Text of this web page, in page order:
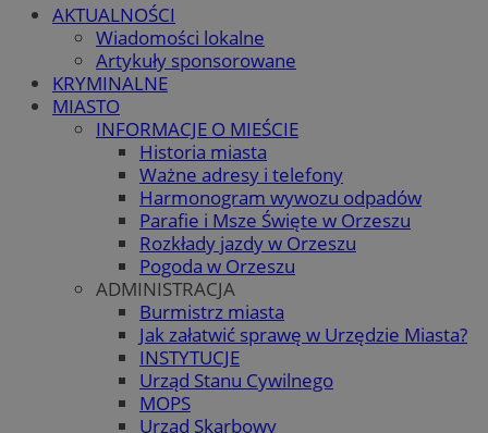
AKTUALNOŚCI
Wiadomości lokalne
Artykuły sponsorowane
KRYMINALNE
MIASTO
INFORMACJE O MIEŚCIE
Historia miasta
Ważne adresy i telefony
Harmonogram wywozu odpadów
Parafie i Msze Święte w Orzeszu
Rozkłady jazdy w Orzeszu
Pogoda w Orzeszu
ADMINISTRACJA
Burmistrz miasta
Jak załatwić sprawę w Urzędzie Miasta?
INSTYTUCJE
Urząd Stanu Cywilnego
MOPS
Urząd Skarbowy